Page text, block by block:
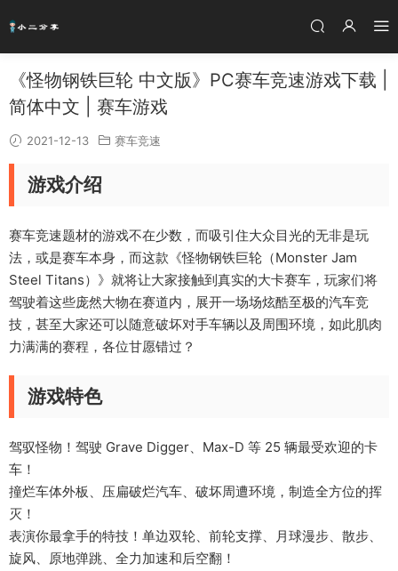
《怪物钢铁巨轮 中文版》PC赛车竞速游戏下载 |
简体中文 | 赛车游戏
2021-12-13 赛车竞速
游戏介绍
赛车竞速题材的游戏不在少数，而吸引住大众目光的无非是玩
法，或是赛车本身，而这款《怪物钢铁巨轮（Monster Jam
Steel Titans）》就将让大家接触到真实的大卡赛车，玩家们将
驾驶着这些庞然大物在赛道内，展开一场场炫酷至极的汽车竞
技，甚至大家还可以随意破坏对手车辆以及周围环境，如此肌肉
力满满的赛程，各位甘愿错过？
游戏特色
驾驭怪物！驾驶 Grave Digger、Max-D 等 25 辆最受欢迎的卡
车！
撞烂车体外板、压扁破烂汽车、破坏周遭环境，制造全方位的挥
灭！
表演你最拿手的特技！单边双轮、前轮支撑、月球漫步、散步、
旋风、原地弹跳、全力加速和后空翻！